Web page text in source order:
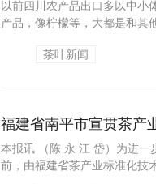
以前四川农产品出口多以中小
产品，像柠檬等，大都是和其
茶叶新闻
福建省南平市宣贯茶产
本报讯 （陈 永 江 岱）为进一
前，由福建省茶产业标准化技